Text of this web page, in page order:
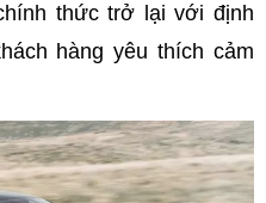
thức trở lại với định
hàng yêu thích cảm